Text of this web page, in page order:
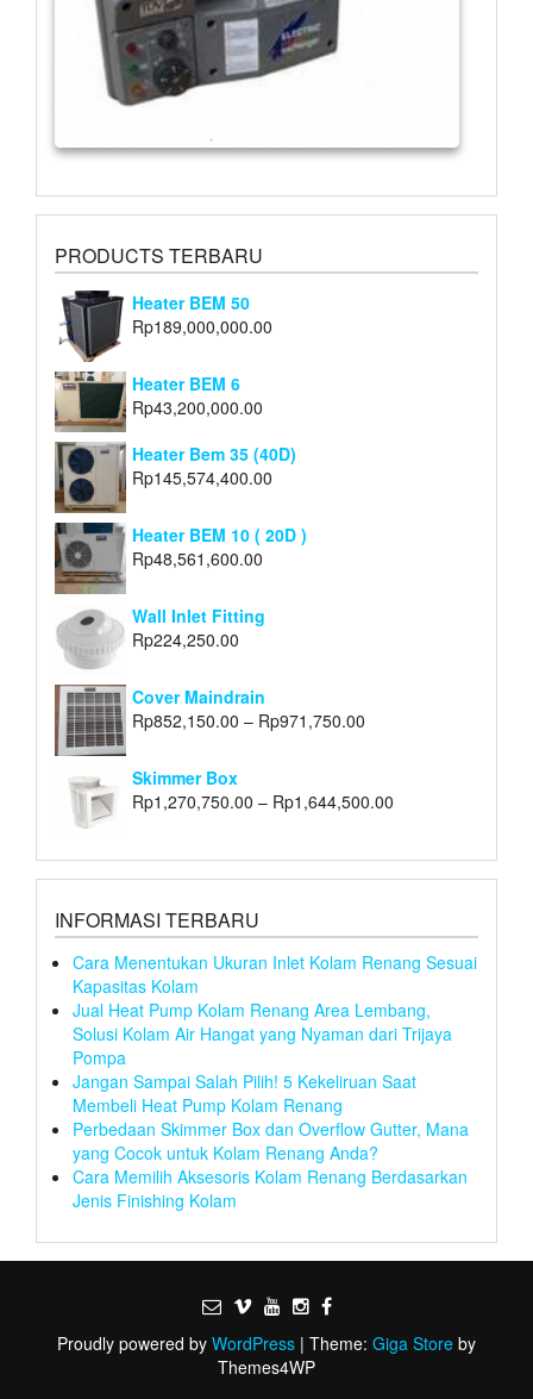
PRODUCTS TERBARU
Heater BEM 50
Rp189,000,000.00
Heater BEM 6
Rp43,200,000.00
Heater Bem 35 (40D)
Rp145,574,400.00
Heater BEM 10 ( 20D )
Rp48,561,600.00
Wall Inlet Fitting
Rp224,250.00
Cover Maindrain
Rp852,150.00 – Rp971,750.00
Skimmer Box
Rp1,270,750.00 – Rp1,644,500.00
INFORMASI TERBARU
Cara Menentukan Ukuran Inlet Kolam Renang Sesuai
Kapasitas Kolam
Jual Heat Pump Kolam Renang Area Lembang,
Solusi Kolam Air Hangat yang Nyaman dari Trijaya
Pompa
Jangan Sampai Salah Pilih! 5 Kekeliruan Saat
Membeli Heat Pump Kolam Renang
Perbedaan Skimmer Box dan Overflow Gutter, Mana
yang Cocok untuk Kolam Renang Anda?
Cara Memilih Aksesoris Kolam Renang Berdasarkan
Jenis Finishing Kolam
Proudly powered by WordPress | Theme: Giga Store by
Themes4WP